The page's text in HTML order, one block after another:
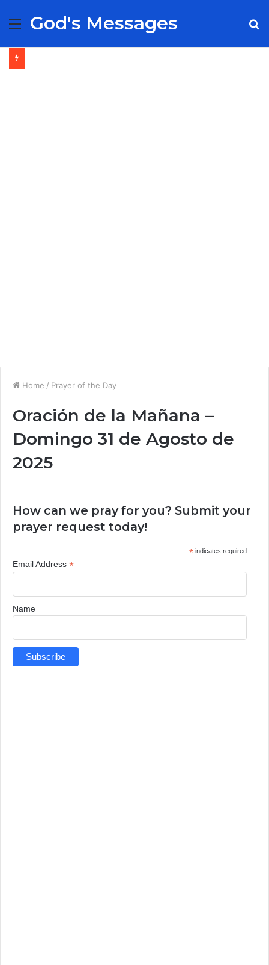
Menu
God's Messages
Home / Prayer of the Day
Oración de la Mañana –
Domingo 31 de Agosto de
2025
How can we pray for you? Submit your
prayer request today!
*indicates required
Email Address *
Name